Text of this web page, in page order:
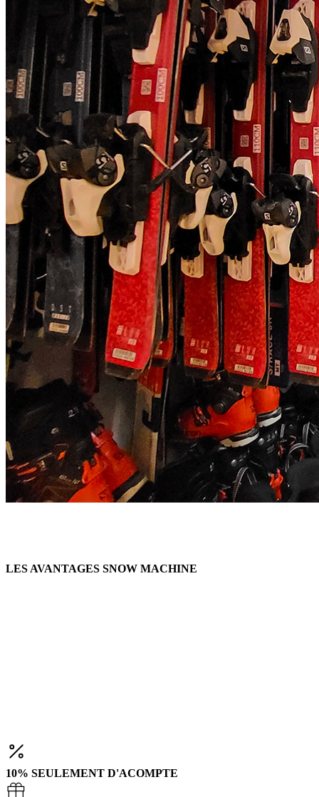
LES AVANTAGES SNOW MACHINE
10% SEULEMENT D'ACOMPTE